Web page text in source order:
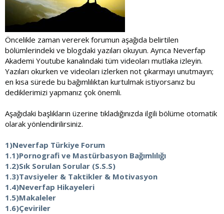
Öncelikle zaman vererek forumun aşağıda belirtilen
bölümlerindeki ve blogdaki yazıları okuyun. Ayrıca Neverfap
Akademi Youtube kanalındaki tüm videoları mutlaka izleyin.
Yazıları okurken ve videoları izlerken not çıkarmayı unutmayın;
en kısa sürede bu bağımlılıktan kurtulmak istiyorsanız bu
dediklerimizi yapmanız çok önemli.
Aşağıdaki başlıkların üzerine tıkladığınızda ilgili bölüme otomatik
olarak yönlendirilirsiniz.
1)Neverfap Türkiye Forum
1.1)Pornografi ve Mastürbasyon Bağımlılığı
1.2)Sık Sorulan Sorular (S.S.S)
1.3)Tavsiyeler & Taktikler & Motivasyon
1.4)Neverfap Hikayeleri
1.5)Makaleler
1.6)Çeviriler